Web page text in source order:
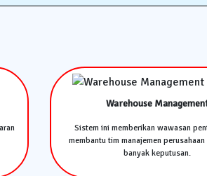
Warehouse
Sistem ini memberikan wawasan
membantu tim manajemen
banyak keputusan.